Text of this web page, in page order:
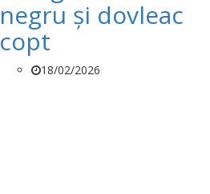
negru și dovleac
copt
18/02/2026